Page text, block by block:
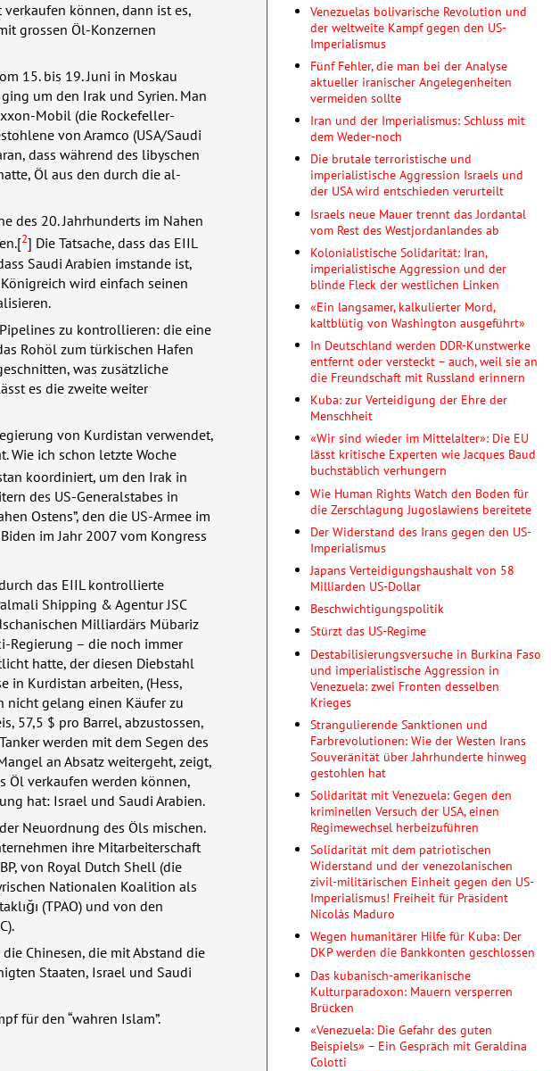
können, dann ist es,
grossen Öl-Konzernen
15. bis 19. Juni in Moskau
um den Irak und Syrien. Man
Mobil (die Rockefeller-
von Aramco (USA/Saudi
dass während des libyschen
Öl aus den durch die al-
des 20. Jahrhunderts im Nahen
2] Die Tatsache, dass das EIIL
Saudi Arabien imstande ist,
wird einfach seinen
zu kontrollieren: die eine
Rohöl zum türkischen Hafen
was zusätzliche
es die zweite weiter
von Kurdistan verwendet,
Wie ich schon letzte Woche
koordiniert, um den Irak in
des US-Generalstabes in
Ostens”, den die US-Armee im
im Jahr 2007 vom Kongress
das EIILkontrollierte
Shipping & AgenturJSC
Milliardärs Mübariz
Regierung – die noch immer
hatte, der diesen Diebstahl
in Kurdistan arbeiten, (Hess,
nicht gelang einen Käufer zu
57,5 $ pro Barrel, abzustossen,
werden mit dem Segen des
an Absatz weitergeht, zeigt,
Öl verkaufen werden können,
hat: Israel und Saudi Arabien.
Neuordnung des Öls mischen.
ihre Mitarbeiterschaft
von Royal Dutch Shell (die
Nationalen Koalition als
(TPAO) und von den
).
Chinesen, die mit Abstand die
Staaten, Israel und Saudi
für den “wahren Islam”.
Venezuelas bolivarische Revolution und
der weltweite Kampf gegen den US-
Imperialismus
Fünf Fehler, die man bei der Analyse
aktueller iranischer Angelegenheiten
vermeiden sollte
Iran und der Imperialismus: Schluss mit
dem Weder-noch
Die brutale terroristische und
imperialistische Aggression Israels und
der USA wird entschieden verurteilt
Israels neue Mauer trennt das Jordantal
vom Rest des Westjordanlandes ab
Kolonialistische Solidarität: Iran,
imperialistische Aggression und der
blinde Fleck der westlichen Linken
«Ein langsamer, kalkulierter Mord,
kaltblütig von Washington ausgeführt»
In Deutschland werden DDR-Kunstwerke
entfernt oder versteckt – auch, weil sie an
die Freundschaft mit Russland erinnern
Kuba: zur Verteidigung der Ehre der
Menschheit
«Wir sind wieder im Mittelalter»: Die EU
lässt kritische Experten wie Jacques Baud
buchstäblich verhungern
Wie Human Rights Watch den Boden für
die Zerschlagung Jugoslawiens bereitete
Der Widerstand des Irans gegen den US-
Imperialismus
Japans Verteidigungshaushalt von 58
Milliarden US-Dollar
Beschwichtigungspolitik
Stürzt das US-Regime
Destabilisierungsversuche in Burkina Faso
und imperialistische Aggression in
Venezuela: zwei Fronten desselben
Krieges
Strangulierende Sanktionen und
Farbrevolutionen: Wie der Westen Irans
Souveränität über Jahrhunderte hinweg
gestohlen hat
Solidarität mit Venezuela: Gegen den
kriminellen Versuch der USA, einen
Regimewechsel herbeizuführen
Solidarität mit dem patriotischen
Widerstand und der venezolanischen
zivil-militärischen Einheit gegen den US-
Imperialismus! Freiheit für Präsident
Nicolás Maduro
Wegen humanitärer Hilfe für Kuba: Der
DKP werden die Bankkonten geschlossen
Das kubanisch-amerikanische
Kulturparadoxon: Mauern versperren
Brücken
«Venezuela: Die Gefahr des guten
Beispiels» – Ein Gespräch mit Geraldina
Colotti